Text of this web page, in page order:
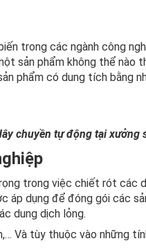
trong các ngành công
sản phẩm không thể nào
phẩm có dung tích bằng
chuyền tự động tại xưởng
trong việc chiết rót các
áp dụng để đóng gói các
dung dịch lỏng.
Và tùy thuộc vào những